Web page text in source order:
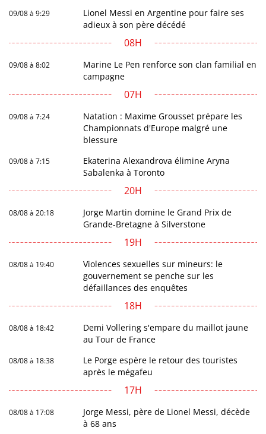
09/08 à 9:29
Lionel Messi en Argentine pour faire ses
adieux à son père décédé
08H
09/08 à 8:02
Marine Le Pen renforce son clan familial en
campagne
07H
09/08 à 7:24
Natation : Maxime Grousset prépare les
Championnats d'Europe malgré une
blessure
09/08 à 7:15
Ekaterina Alexandrova élimine Aryna
Sabalenka à Toronto
20H
08/08 à 20:18
Jorge Martin domine le Grand Prix de
Grande-Bretagne à Silverstone
19H
08/08 à 19:40
Violences sexuelles sur mineurs: le
gouvernement se penche sur les
défaillances des enquêtes
18H
08/08 à 18:42
Demi Vollering s'empare du maillot jaune
au Tour de France
08/08 à 18:38
Le Porge espère le retour des touristes
après le mégafeu
17H
08/08 à 17:08
Jorge Messi, père de Lionel Messi, décède
à 68 ans